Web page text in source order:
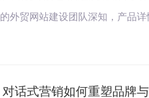
外贸网站建设团队深知，产品
对话式营销如何重塑品牌